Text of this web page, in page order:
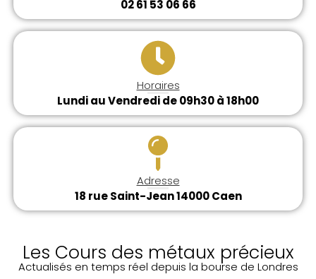
02 61 53 06 66
Horaires
Lundi au Vendredi de 09h30 à 18h00
Adresse
18 rue Saint-Jean 14000 Caen
Les Cours des métaux précieux
Actualisés en temps réel depuis la bourse de Londres